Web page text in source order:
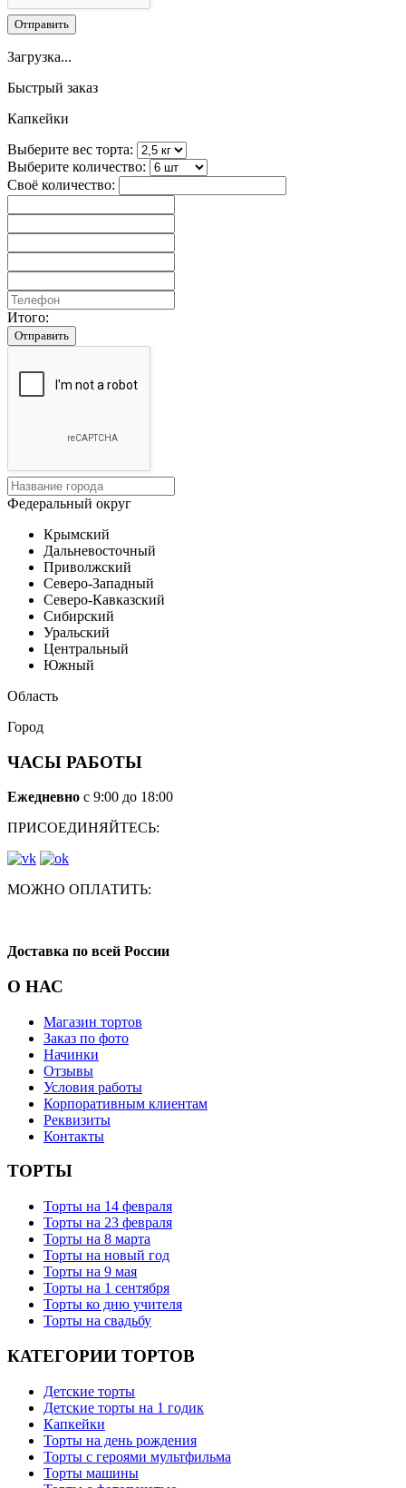
Отправить
Загрузка...
Быстрый заказ
Капкейки
Выберите вес торта:
Выберите количество:
Своё количество:
Итого:
Отправить
Федеральный округ
Крымский
Дальневосточный
Приволжский
Северо-Западный
Северо-Кавказский
Сибирский
Уральский
Центральный
Южный
Область
Город
ЧАСЫ РАБОТЫ
Ежедневно с 9:00 до 18:00
ПРИСОЕДИНЯЙТЕСЬ:
МОЖНО ОПЛАТИТЬ:
Доставка по всей России
О НАС
Магазин тортов
Заказ по фото
Начинки
Отзывы
Условия работы
Корпоративным клиентам
Реквизиты
Контакты
ТОРТЫ
Торты на 14 февраля
Торты на 23 февраля
Торты на 8 марта
Торты на новый год
Торты на 9 мая
Торты на 1 сентября
Торты ко дню учителя
Торты на свадьбу
КАТЕГОРИИ ТОРТОВ
Детские торты
Детские торты на 1 годик
Капкейки
Торты на день рождения
Торты с героями мультфильма
Торты машины